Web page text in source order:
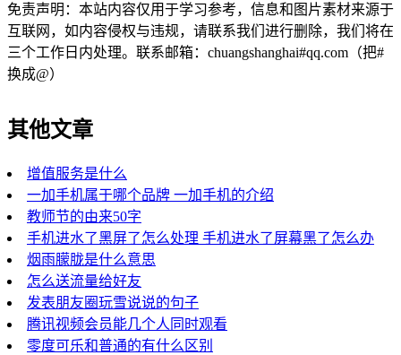
免责声明：本站内容仅用于学习参考，信息和图片素材来源于
互联网，如内容侵权与违规，请联系我们进行删除，我们将在
三个工作日内处理。联系邮箱：chuangshanghai#qq.com（把#
换成@）
其他文章
增值服务是什么
一加手机属于哪个品牌 一加手机的介绍
教师节的由来50字
手机进水了黑屏了怎么处理 手机进水了屏幕黑了怎么办
烟雨朦胧是什么意思
怎么送流量给好友
发表朋友圈玩雪说说的句子
腾讯视频会员能几个人同时观看
零度可乐和普通的有什么区别